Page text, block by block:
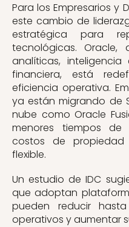
Para los Empresarios y
este cambio de
estratégica para
tecnológicas. Oracle,
analíticas,
financiera, está
eficiencia operativa.
ya están migrando de
nube como Oracle
menores tiempos de
costos de
flexible.
Un estudio de IDC
que adoptan
pueden reducir
operativos y aumentar